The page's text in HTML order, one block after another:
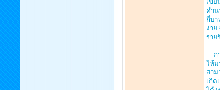
เขีย
คำน
กี่บา
ง่าย
ราย
กา
ให้ม
สาม
เกิด